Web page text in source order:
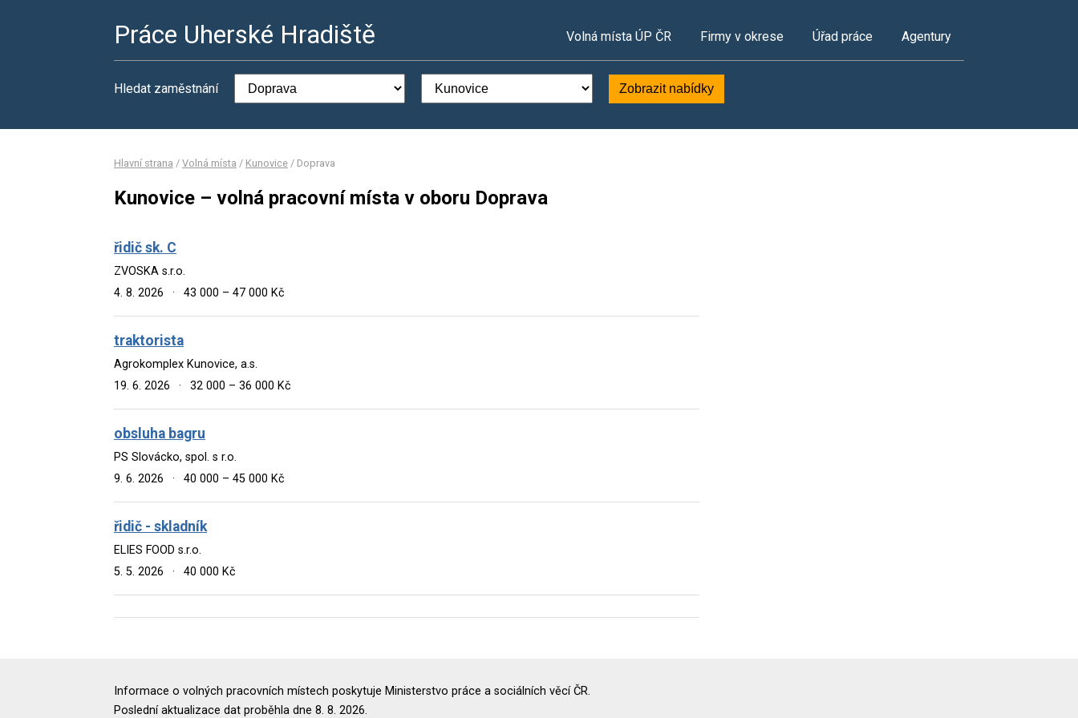
Práce Uherské Hradiště Volná místa ÚP ČR Firmy v okrese Úřad práce Agentury
Hledat zaměstnání Zobrazit nabídky
Hlavní strana / Volná místa / Kunovice / Doprava
Kunovice – volná pracovní místa v oboru Doprava
řidič sk. C
ZVOSKA s.r.o.
4. 8. 2026
· 43 000 – 47 000 Kč
traktorista
Agrokomplex Kunovice, a.s.
19. 6. 2026
· 32 000 – 36 000 Kč
obsluha bagru
PS Slovácko, spol. s r.o.
9. 6. 2026
· 40 000 – 45 000 Kč
řidič - skladník
ELIES FOOD s.r.o.
5. 5. 2026
· 40 000 Kč
Informace o volných pracovních místech poskytuje Ministerstvo práce a sociálních věcí ČR.
Poslední aktualizace dat proběhla dne 8. 8. 2026.